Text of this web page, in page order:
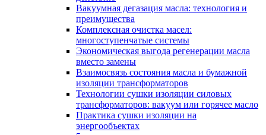
Вакуумная дегазация масла: технология и
преимущества
Комплексная очистка масел:
многоступенчатые системы
Экономическая выгода регенерации масла
вместо замены
Взаимосвязь состояния масла и бумажной
изоляции трансформаторов
Технологии сушки изоляции силовых
трансформаторов: вакуум или горячее масло
Практика сушки изоляции на
энергообъектах